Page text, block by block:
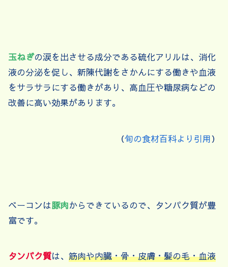
玉ねぎの涙を出させる成分である硫化アリルは、消化
液の分泌を促し、新陳代謝をさかんにする働きや血液
をサラサラにする働きがあり、高血圧や糖尿病などの
改善に高い効果があります。
（旬の食材百科より引用）
ベーコンは豚肉からできているので、タンパク質が豊
富です。
タンパク質は、 筋肉や内臓・骨・皮膚・髪の毛・血液